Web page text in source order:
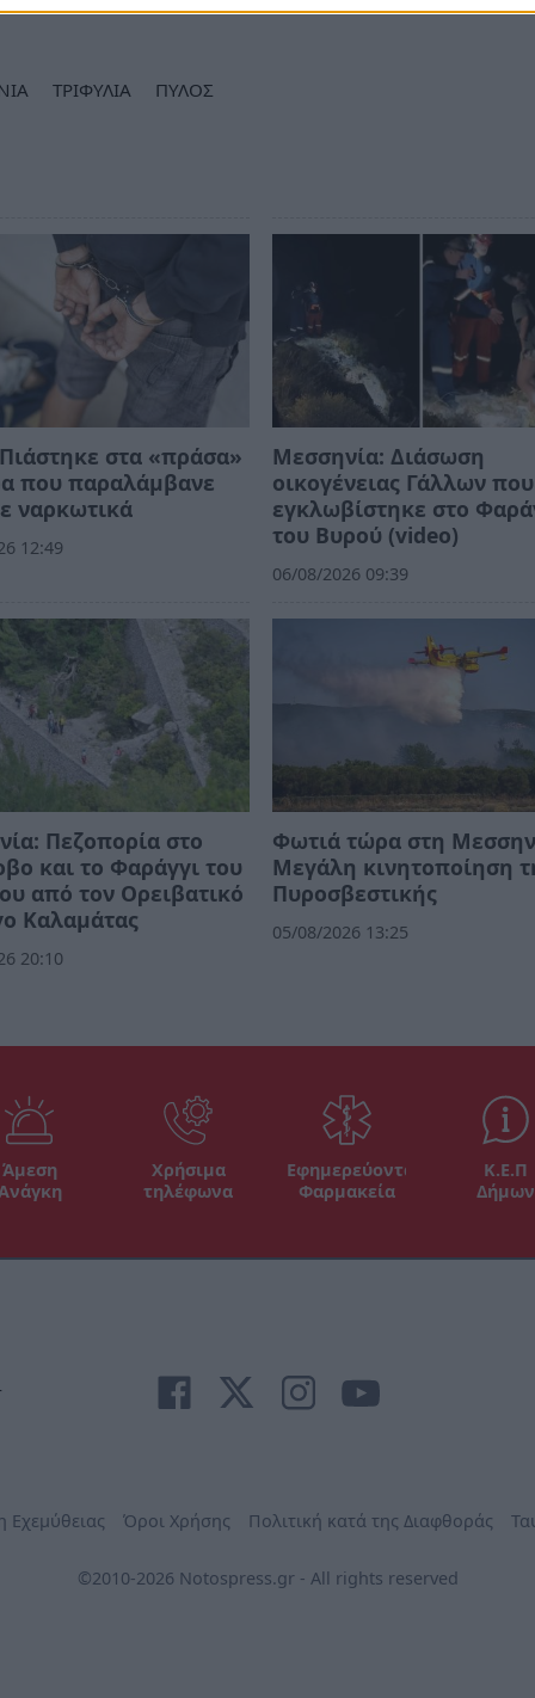
ΤΡΙΦΥΛΙΑ ΠΥΛΟΣ
στα «πράσα»
που παραλάμβανε
ναρκωτικά
12:49
Μεσσηνία: Διάσωση
οικογένειας Γάλλων που
εγκλωβίστηκε στο
του Βυρού (video)
06/08/2026 09:39
Πεζοπορία στο
και το Φαράγγι του
από τον Ορειβατικό
Καλαμάτας
20:10
Φωτιά τώρα στη
Μεγάλη κινητοποίηση
Πυροσβεστικής
05/08/2026 13:25
Άμεση
Χρήσιμα
τηλέφωνα
Εφημερεύοντα
Φαρμακεία
Κ.Ε.Π
Δήμων
Εχεμύθειας Όροι Χρήσης Πολιτική κατά της Διαφθοράς
©2010-2026 Notospress.gr - All rights reserved